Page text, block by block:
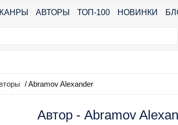
АВТОРЫ ТОП-100 НОВИНКИ
/ Abramov Alexander
Автор - Abramov